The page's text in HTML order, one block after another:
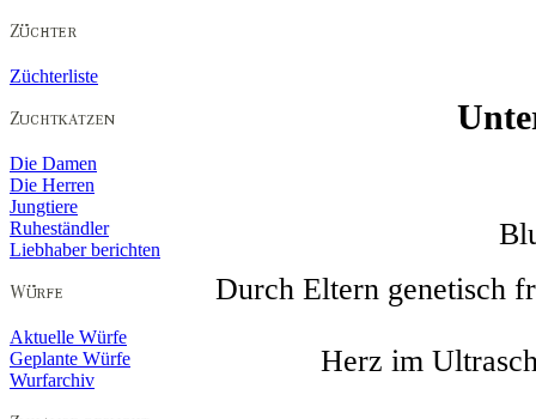
Züchterliste
Die Damen
Die Herren
Jungtiere
Ruheständler
Liebhaber berichten
Aktuelle Würfe
Geplante Würfe
Wurfarchiv
Durch Eltern genetisch
Herz im